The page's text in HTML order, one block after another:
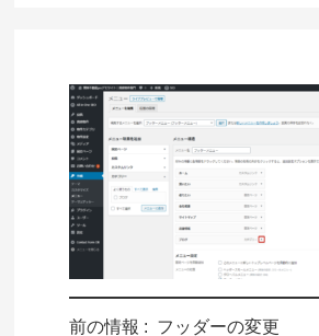
前の情報 : フッダーの変更